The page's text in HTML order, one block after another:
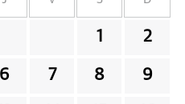
1 2
6 7 8 9